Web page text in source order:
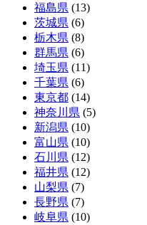
福島県 (13)
茨城県 (6)
栃木県 (8)
群馬県 (6)
埼玉県 (11)
千葉県 (6)
東京都 (14)
神奈川県 (5)
新潟県 (10)
富山県 (10)
石川県 (12)
福井県 (12)
山梨県 (7)
長野県 (7)
岐阜県 (10)